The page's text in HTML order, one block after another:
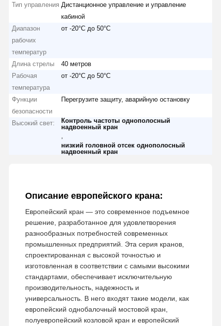
Тип управления Дистанционное управление и управление
кабиной
Диапазон
рабочих
температур
от -20°С до 50°С
Длина стрелы
40 метров
Рабочая
температура
от -20°С до 50°С
Функции
безопасности
Перегрузите защиту, аварийную остановку
Высокий свет:
Контроль частоты однополосный
надвоенный кран
низкий головной отсек однополосный
надвоенный кран
Описание европейского крана:
Европейский кран — это современное подъемное
решение, разработанное для удовлетворения
разнообразных потребностей современных
промышленных предприятий. Эта серия кранов,
спроектированная с высокой точностью и
изготовленная в соответствии с самыми высокими
стандартами, обеспечивает исключительную
производительность, надежность и
универсальность. В него входят такие модели, как
европейский однобалочный мостовой кран,
полуевропейский козловой кран и европейский